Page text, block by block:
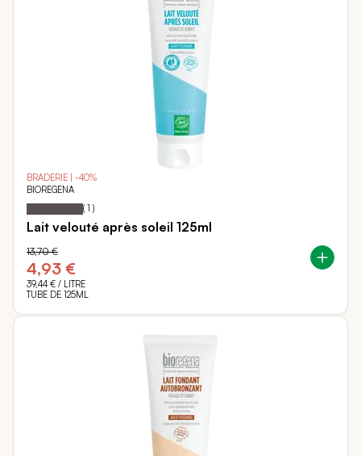
BRADERIE | -40%
BIOREGENA
Notation: 100
% of
( 1 )
Lait velouté après soleil 125ml
4,93 €
13,70 €
39,44 € / LITRE
TUBE DE 125ML